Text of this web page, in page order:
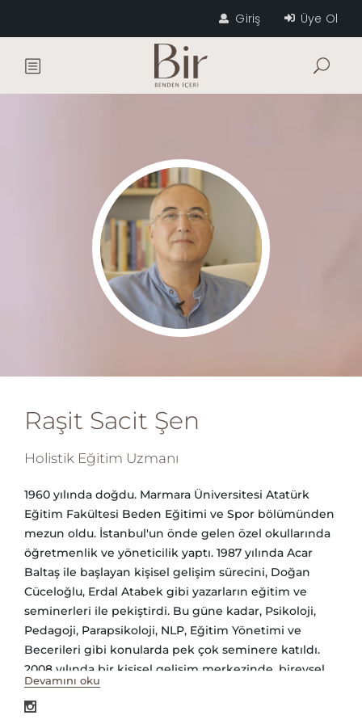
Giriş Üye Ol
Raşit Sacit Şen
Holistik Eğitim Uzmanı
1960 yılında doğdu. Marmara Üniversitesi Atatürk
Eğitim Fakültesi Beden Eğitimi ve Spor bölümünden
mezun oldu. İstanbul'un önde gelen özel okullarında
öğretmenlik ve yöneticilik yaptı. 1987 yılında Acar
Baltaş ile başlayan kişisel gelişim sürecini, Doğan
Cüceloğlu, Erdal Atabek gibi yazarların eğitim ve
seminerleri ile pekiştirdi. Bu güne kadar, Psikoloji,
Pedagoji, Parapsikoloji, NLP, Eğitim Yönetimi ve
Becerileri gibi konularda pek çok seminere katıldı.
2008 yılında bir kişisel gelişim merkezinde, bireysel
eğitiminin yanı sıra koçluk eğitimini de tamamladı.
Aynı kurumda bireysel koçluk ve grup çalışmalarında
Devamını oku